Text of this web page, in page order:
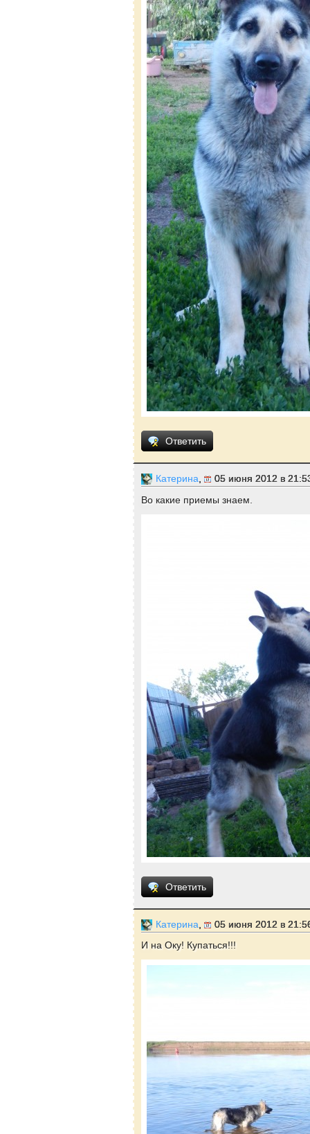
Ответить
Катерина
05 июня 2012 в
Во какие приемы знаем.
Ответить
Катерина
05 июня 2012 в
И на Оку! Купаться!!!